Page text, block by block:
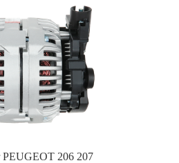
PEUGEOT 206 207